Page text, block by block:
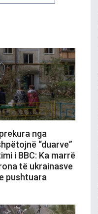
nga
“duarve”
i BBC: Ka marrë
të ukrainasve
pushtuara